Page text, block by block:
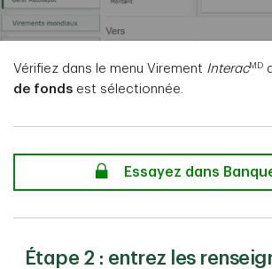
Vérifiez dans le menu Virement InteracMD
de fonds est sélectionnée.
secureEssayez dans
Étape 2 : entrez les